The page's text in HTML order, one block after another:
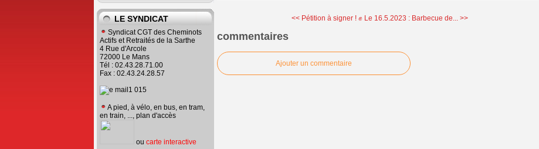
LE SYNDICAT
Syndicat CGT des Cheminots
Actifs et Retraités de la Sarthe
4 Rue d'Arcole
72000 Le Mans
Tél : 02.43.28.71.00
Fax : 02.43.24.28.57
A pied, à vélo, en bus, en tram,
en train, ..., plan d'accès
ou carte interactive
<< Pétition à signer ! ✊ Le 16.5.2023 : Barbecue de... >>
commentaires
Ajouter un commentaire